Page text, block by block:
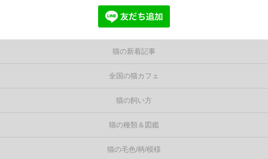
猫の新着記事
全国の猫カフェ
猫の飼い方
猫の種類＆図鑑
猫の毛色/柄/模様